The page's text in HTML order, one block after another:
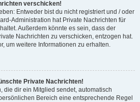
verschicken!
Entweder bist du nicht registriert und / oder
Administration hat Private Nachrichten für
Außerdem könnte es sein, dass der
Nachrichten zu verschicken, entzogen hat.
um weitere Informationen zu erhalten.
Private Nachrichten!
die dir ein Mitglied sendet, automatisch
Bereich eine entsprechende Regel